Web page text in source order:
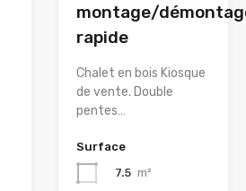
montage/
rapide
Chalet en bois Kiosque
de vente. Double
pentes…
Surface
7.5 m²